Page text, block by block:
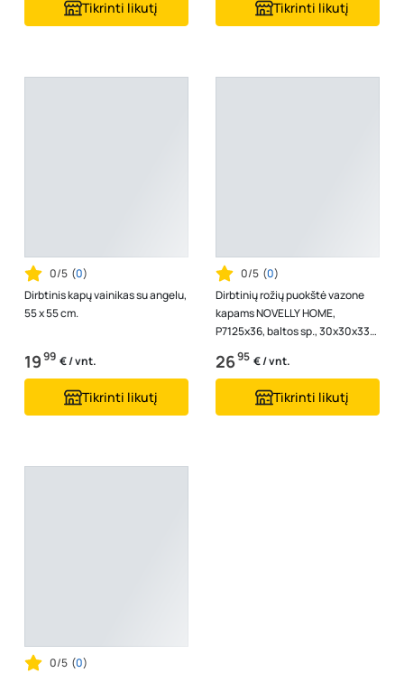
Tikrinti likutį Tikrinti likutį
0/5 (0)
Dirbtinis kapų vainikas su angelu,
55 x 55 cm.
1999 € / vnt.
Tikrinti likutį
0/5 (0)
Dirbtinių rožių puokštė vazone
kapams NOVELLY HOME,
P7125x36, baltos sp., 30x30x33
2695 € / vnt.
Tikrinti likutį
0/5 (0)